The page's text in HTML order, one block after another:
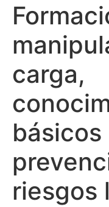
carga,
básicos
riesgos